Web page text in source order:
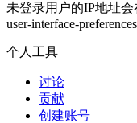
未登录用户的IP地址会
user-interface-preferences
个人工具
讨论
贡献
创建账号